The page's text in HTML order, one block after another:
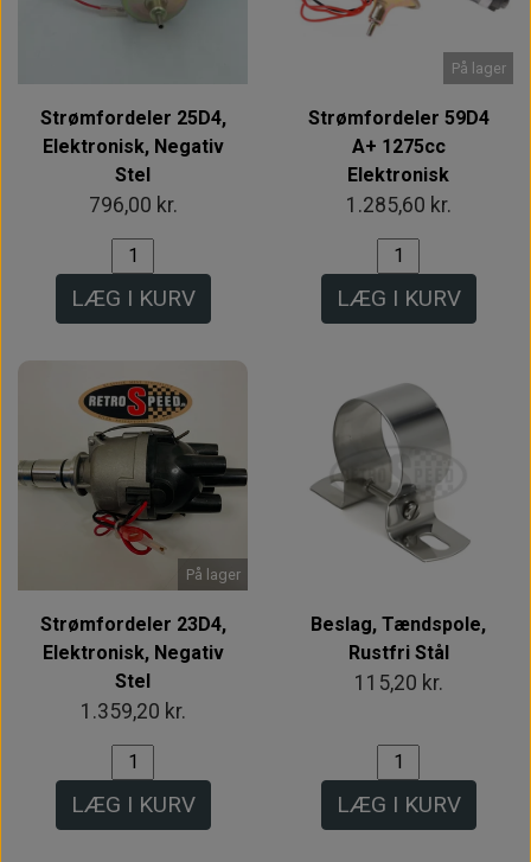
Strømfordeler 25D4,
Elektronisk, Negativ
Stel
796,00 kr.
LÆG I KURV
På lager
Strømfordeler 59D4
A+ 1275cc
Elektronisk
1.285,60 kr.
LÆG I KURV
På lager
Strømfordeler 23D4,
Elektronisk, Negativ
Stel
1.359,20 kr.
LÆG I KURV
Beslag, Tændspole,
Rustfri Stål
115,20 kr.
LÆG I KURV